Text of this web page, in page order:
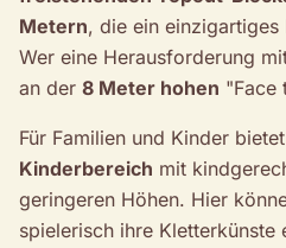
Metern, die ein
Wer eine Herausforderung
an der 8 Meter hohen "Face
Für Familien und Kinder
Kinderbereich mit
geringeren Höhen. Hier
spielerisch ihre Kletterkünste